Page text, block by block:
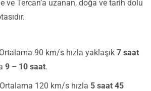
ve Tercan’a uzanan, doğa ve tarih dolu
Ortalama 90 km/s hızla yaklaşık 7 saat
9 – 10 saat.
Ortalama 120 km/s hızla 5 saat 45